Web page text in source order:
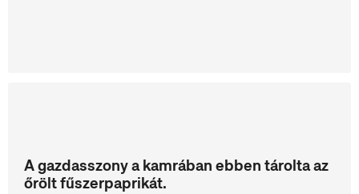
A gazdasszony a kamrában ebben tárolta az
őrölt fűszerpaprikát.